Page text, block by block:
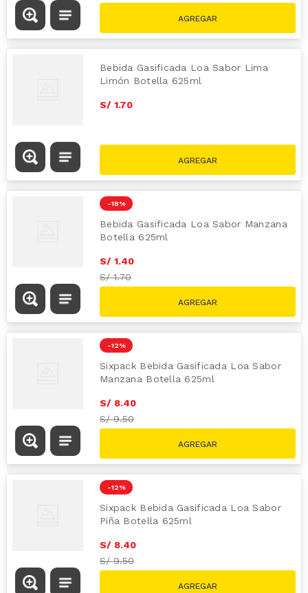
Bebida Gasificada Loa Sabor Lima
Limón Botella 625ml
S/ 1.70
-18 %
Bebida Gasificada Loa Sabor Manzana
Botella 625ml
S/ 1.40
S/1.70
-12 %
Sixpack Bebida Gasificada Loa Sabor
Manzana Botella 625ml
S/ 8.40
S/9.50
-12 %
Sixpack Bebida Gasificada Loa Sabor
Piña Botella 625ml
S/ 8.40
S/9.50